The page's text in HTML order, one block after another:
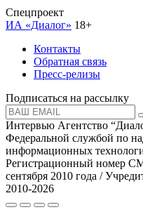
Спецпроект
ИА «Диалог» 18+
Контакты
Обратная связь
Пресс-релизы
Подписаться на рассылку
Интервью Агентство
Федеральной службой по
информационных
Регистрационный номер
сентября 2010 года /
2010-2026